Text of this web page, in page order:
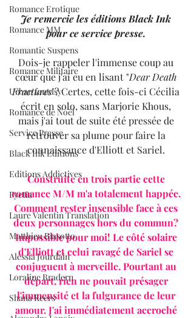
Romance Erotique
Romance MM
Romantic Suspens
Romance Militaire
Urban fantasy
Romance de Noël
Service Presse
Black Ink Editions
Editions Addictives
Fyctia
Laure Valentin Translation
Matthieu Biasotto
Alessia Jourdain
Loraline Bradern
Shana Keers
Je remercie les éditions Black Ink
pour ce service presse.
Dois-je rappeler l'immense coup au
cœur que j'ai eu en lisant "Dear Death
Fractures"? Certes, cette fois-ci Cécilia
écrit en solo, sans Marjorie Khous,
mais j'ai tout de suite été pressée de
retrouver sa plume pour faire la
connaissance d'Elliott et Sariel.
Construite en trois partie cette
romance M/M m'a totalement happée.
Comment rester insensible face à ces
deux personnages hors du commun?
Impossible pour moi! Le côté solaire
d'Elliott et celui ravagé de Sariel se
conjuguent à merveille. Pourtant au
départ, rien ne pouvait présager
l'immensité et la fulgurance de leur
amour. J'ai immédiatement accroché